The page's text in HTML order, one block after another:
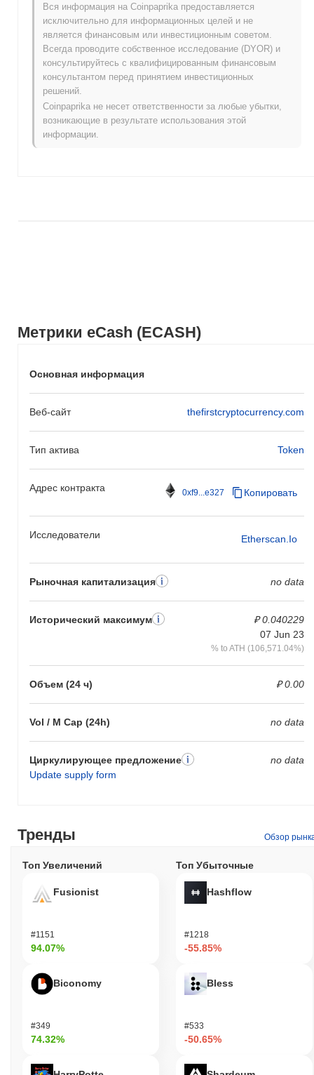
Метрики eCash (ECASH)
Основная информация
Веб-сайт thefirstcryptocurrency.com
Тип актива Token
Адрес контракта 0xf9...e327 Копировать
Исследователи Etherscan.io
Рыночная капитализация no data
Исторический максимум
₽ 0.040229
07 Jun 23
% to ATH (106,571.04%)
Объем (24 ч) ₽ 0.00
Vol / M Cap (24h) no data
Циркулирующее предложение
Update supply form
no data
Как eCash работает по сравнению с более
широким криптовалютным рынком?
За последние 7 дней eCash вырос на0.00%, отставая от
общего криптовалютного рынка который показал рост на
0.22%. Это указывает на временное отставание в ценовом
движении ECASH относительно более широкого рыночного
импульса.
Вся информация на Coinpaprika предоставляется
исключительно для информационных целей и не
является финансовым или инвестиционным советом.
Всегда проводите собственное исследование (DYOR) и
консультируйтесь с квалифицированным финансовым
консультантом перед принятием инвестиционных
решений.
Coinpaprika не несет ответственности за любые убытки,
возникающие в результате использования этой
информации.
Тренды Обзор
Топ Увеличений
Fusionist
#1151
94.07%
Biconomy
#349
74.32%
Топ Убыточные
Hashflow
#1218
-55.85%
Bless
#533
-50.65%